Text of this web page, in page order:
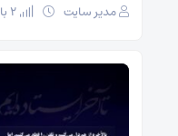
مدیر سایت